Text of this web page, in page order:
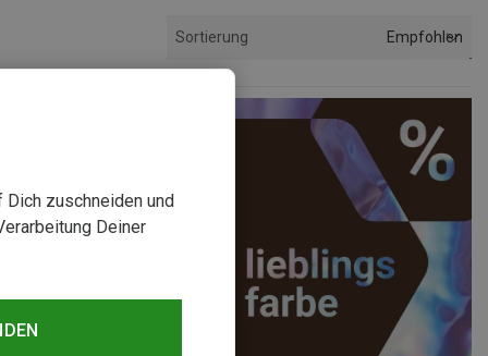
Sortierung Empfohlen
zuschneiden und
Deiner